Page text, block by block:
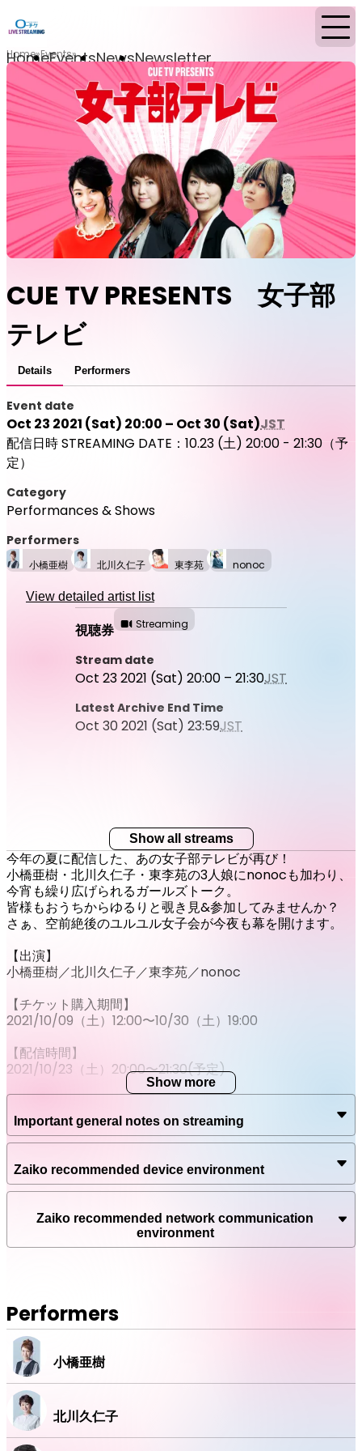
HomeEventsNewsNewsletter
Home Events
CUE TV PRESENTS 女子部
テレビ
Details Performers
Event date
Oct 23 2021 (Sat) 20:00 – Oct 30 (Sat)JST
配信日時 STREAMING DATE：10.23 (土) 20:00 - 21:30（予
定）
Category
Performances & Shows
Performers
小橋亜樹 北川久仁子 東李苑 nonoc
View detailed artist list
視聴券 Streaming
Stream date
Oct 23 2021 (Sat) 20:00 – 21:30JST
Latest Archive End Time
Oct 30 2021 (Sat) 23:59JST
Show all streams
今年の夏に配信した、あの女子部テレビが再び！
小橋亜樹・北川久仁子・東李苑の3人娘にnonocも加わり、
今宵も繰り広げられるガールズトーク。
皆様もおうちからゆるりと覗き見&参加してみませんか？
さぁ、空前絶後のユルユル女子会が今夜も幕を開けます。
【出演】
小橋亜樹／北川久仁子／東李苑／nonoc
【チケット購入期間】
2021/10/09（土）12:00〜10/30（土）19:00
【配信時間】
2021/10/23（土）20:00〜21:30(予定)
【アーカイブ視聴期間】
配信終了後〜2021/10/30（土）23:59
【注意事項】
■チケットの購入・動画の視聴には電子チケット販売プラッ
トフォームZAIKOへの登録が必要となります。
■配信のURLは購入したZAIKOアカウントのみで閲覧可能で
■URLの共有、SNSへ投稿をしてもご本人のZAIKOアカウン
をお持ちかどうか必ずご確認ください。
■チケット購入後の公演延期・中止以外の理由に伴うキャン
セル・変更・払い戻しはできません。
■途中から視聴した場合はその時点からのライブ配信とな
り、巻き戻しての再生はできません。アーカイブ配信中は巻
き戻し再生可能です。
■インターネット回線やシステム上のトラブルにより、配信
映像や音声の乱れ、公演の一時中断・途中終了の可能性がご
ざいます。
Show more
Important general notes on streaming
Zaiko recommended device environment
Zaiko recommended network communication
environment
Performers
小橋亜樹
北川久仁子